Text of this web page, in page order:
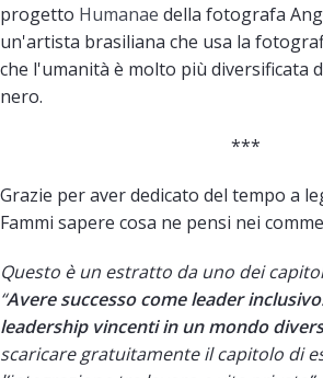
progetto Humanae della fotografa
un'artista brasiliana che usa la
che l'umanità è molto più diversificata
nero.
***
Grazie per aver dedicato del tempo a
Fammi sapere cosa ne pensi nei
Questo è un estratto da uno dei
“Avere successo come leader
leadership vincenti in un mondo
scaricare gratuitamente il capitolo di